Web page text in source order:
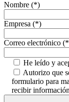
Nombre (*)
Empresa (*)
Correo electrónico
He leído y
Autorizo que
formulario para
recibir